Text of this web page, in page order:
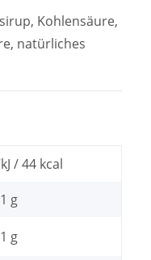
Kohlensäure,
natürliches
/ 44 kcal
g
g